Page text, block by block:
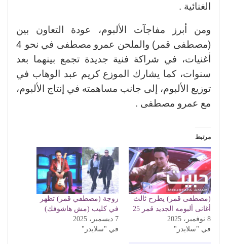
الغنائية .
ومن أبرز مفاجآت الألبوم، عودة التعاون بين
(مصطفى قمر) والملحن عمرو مصطفى في نحو 4
أغنيات، في شراكة فنية جديدة تجمع بينهما بعد
سنوات، كما يشارك الموزع كريم عبد الوهاب في
توزيع الألبوم، إلى جانب مساهمته في إنتاج الألبوم،
مع عمرو مصطفى .
مرتبط
(مصطفى قمر) يطرح ثالث
أغانى ألبومه الجديد قمر 25
8 نوفمبر، 2025
في "سلايدر"
زوجة (مصطفي قمر) تظهر
في كليب (مش هاشوفك)
7 ديسمبر، 2025
في "سلايدر"